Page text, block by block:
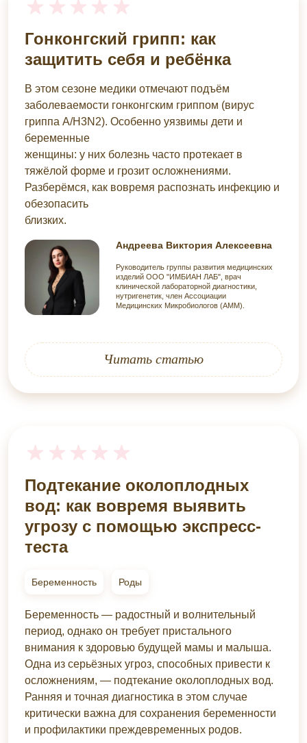
Андреева Виктория Алексеевна
Руководитель группы развития медицинских
изделий ООО "ИМБИАН ЛАБ", врач
клинической лабораторной диагностики,
нутригенетик, член Ассоциации
Медицинских Микробиологов (АММ).
Читать статью
Гонконгский грипп: как
защитить себя и ребёнка
В этом сезоне медики отмечают подъём
заболеваемости гонконгским гриппом (вирус
гриппа A/H3N2). Особенно уязвимы дети и
беременные
женщины: у них болезнь часто протекает в
тяжёлой форме и грозит осложнениями.
Разберёмся, как вовремя распознать инфекцию и
обезопасить
близких.
Подтекание околоплодных
вод: как вовремя выявить
угрозу с помощью экспресс-
теста
Беременность Роды
Беременность — радостный и волнительный
период, однако он требует пристального
внимания к здоровью будущей мамы и малыша.
Одна из серьёзных угроз, способных привести к
осложнениям, — подтекание околоплодных вод.
Ранняя и точная диагностика в этом случае
критически важна для сохранения беременности
и профилактики преждевременных родов.